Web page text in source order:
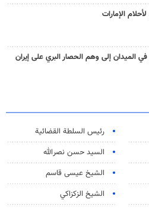
الإمارات
الميدان إلى وهم الحصار البري على إيران
رئیس السلطة القضائیة
السيد حسن نصرالله
الشيخ عيسى قاسم
الشيخ الزكزاكي